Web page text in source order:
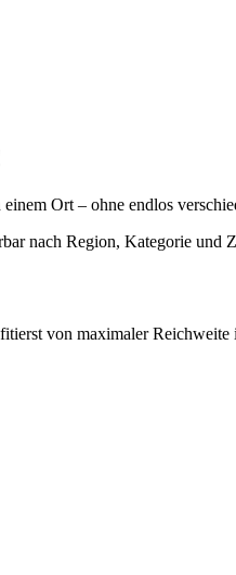
Ort – ohne endlos
nach Region, Kategorie und
von maximaler